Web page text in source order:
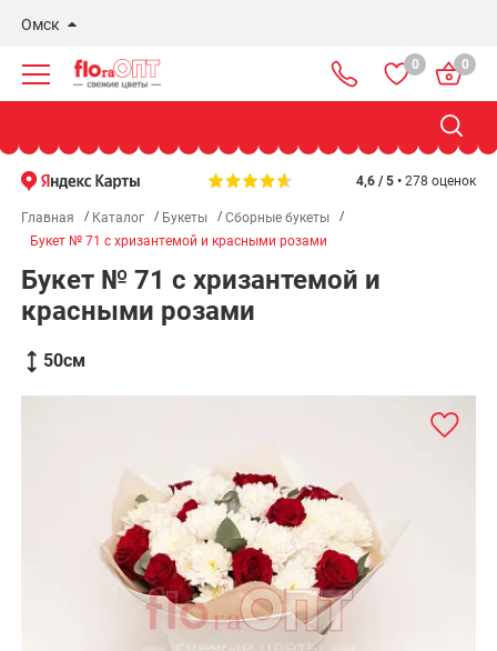
Омск
Новосибирск
Бердск
0 0
4,6 / 5 • 278 оценок
Главная Каталог Букеты
Сборные букеты
Букет № 71 с хризантемой и красными розами
Букет № 71 с хризантемой и
красными розами
50см